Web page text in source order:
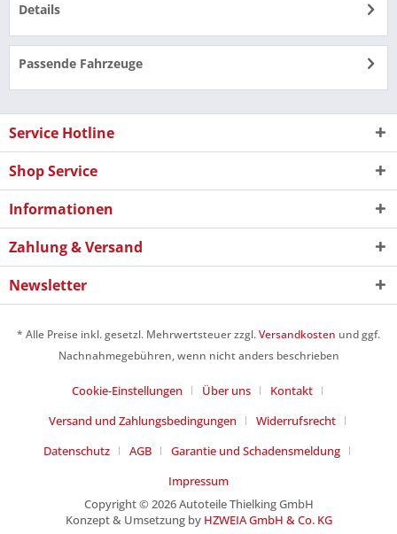
Details
Passende Fahrzeuge
Service Hotline
Shop Service
Informationen
Zahlung & Versand
Newsletter
* Alle Preise inkl. gesetzl. Mehrwertsteuer zzgl.Versandkosten und ggf.
Nachnahmegebühren, wenn nicht anders beschrieben
Cookie-Einstellungen Über uns
Kontakt
Versand und Zahlungsbedingungen
Widerrufsrecht
Datenschutz
AGB
Garantie und Schadensmeldung
Impressum
Copyright © 2026 Autoteile Thielking GmbH
Konzept & Umsetzung by HZWEIA GmbH & Co. KG